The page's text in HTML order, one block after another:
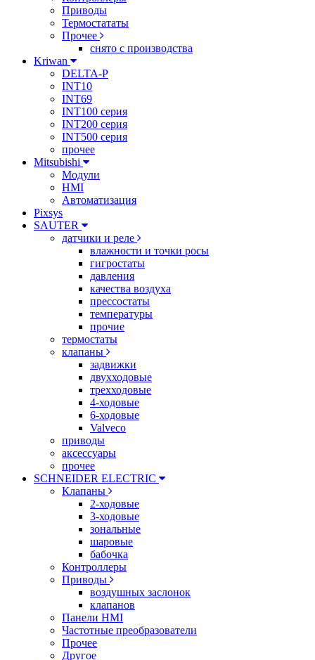
Приводы
Термостататы
Прочее
снято с производства
Kriwan
DELTA-P
INT10
INT69
INT100 серия
INT200 серия
INT500 серия
прочее
Mitsubishi
Модули
HMI
Автоматизация
Pixsys
SAUTER
датчики и реле
влажности и точки росы
гигростаты
давления
качества воздуха
прессостаты
температуры
прочие
термостаты
клапаны
задвижки
двухходовые
трехходовые
4-ходовые
6-ходовые
Valveco
приводы
аксессуары
прочее
SCHNEIDER ELECTRIC
Клапаны
2-ходовые
3-ходовые
зональные
шаровые
бабочка
Контроллеры
Приводы
воздушных заслонок
клапанов
Панели HMI
Частотные преобразователи
Прочее
Другое